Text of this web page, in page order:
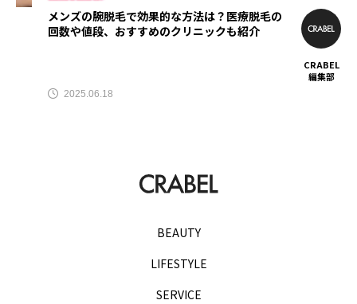
メンズの腕脱毛で効果的な方法は？医療脱毛の
回数や値段、おすすめのクリニックも紹介
CRABEL
編集部
2025.06.18
AGA BEYOND it転職おすすめ
アップルジム口コミ
エアコンクリーニング
ギフト ゴルフ
BEAUTY
LIFESTYLE
SERVICE